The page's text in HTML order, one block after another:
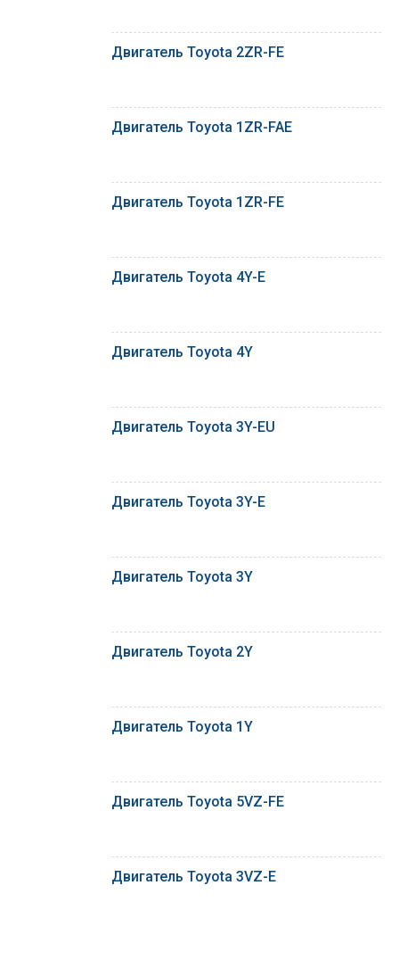
Двигатель Toyota 2ZR-FE
Двигатель Toyota 1ZR-FAE
Двигатель Toyota 1ZR-FE
Двигатель Toyota 4Y-E
Двигатель Toyota 4Y
Двигатель Toyota 3Y-EU
Двигатель Toyota 3Y-E
Двигатель Toyota 3Y
Двигатель Toyota 2Y
Двигатель Toyota 1Y
Двигатель Toyota 5VZ-FE
Двигатель Toyota 3VZ-E